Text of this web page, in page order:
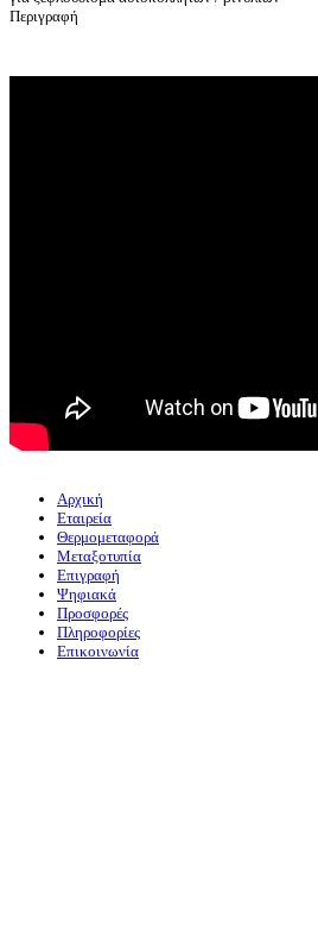
Περιγραφή
Αρχική
Εταιρεία
Θερμομεταφορά
Μεταξοτυπία
Επιγραφή
Ψηφιακά
Προσφορές
Πληροφορίες
Επικοινωνία